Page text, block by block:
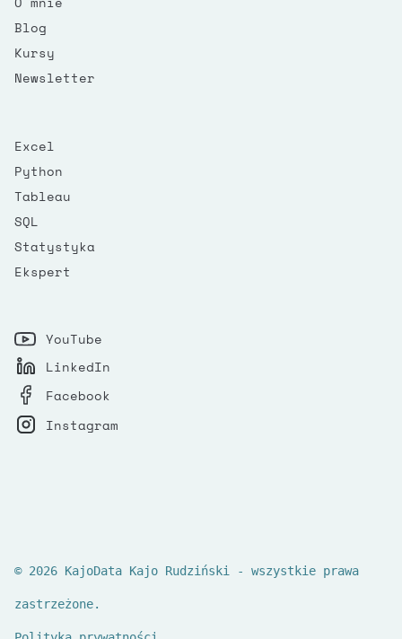
Blog
Kursy
Newsletter
Excel
Python
Tableau
SQL
Statystyka
Ekspert
YouTube
LinkedIn
Facebook
Instagram
© 2026 KajoData Kajo Rudziński - wszystkie prawa
zastrzeżone.